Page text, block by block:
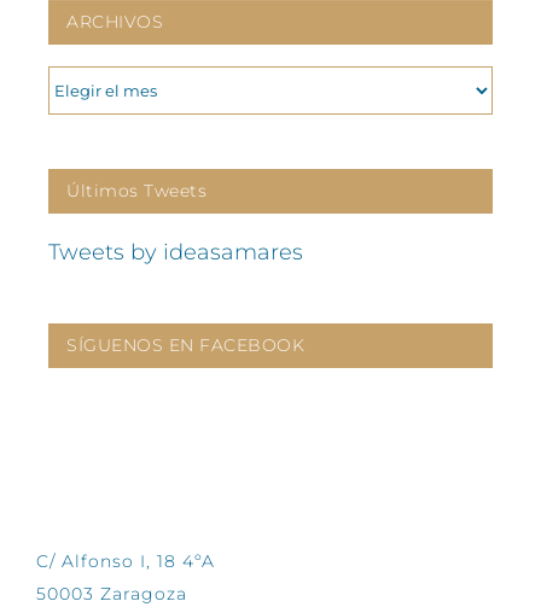
ARCHIVOS
ARCHIVOS
Últimos Tweets
Tweets by ideasamares
SÍGUENOS EN FACEBOOK
C/ Alfonso I, 18 4ºA
50003 Zaragoza